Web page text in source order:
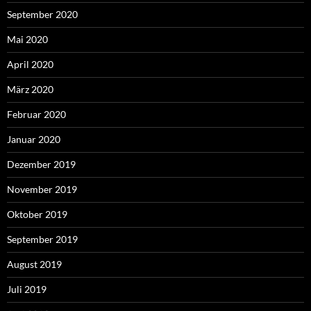
September 2020
Mai 2020
April 2020
März 2020
Februar 2020
Januar 2020
Dezember 2019
November 2019
Oktober 2019
September 2019
August 2019
Juli 2019